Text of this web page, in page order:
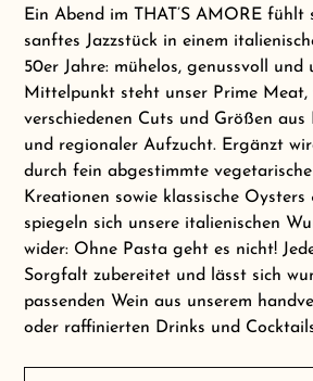
Ein Abend im THAT’S AMORE fühlt
sanftes Jazzstück in einem
50er Jahre: mühelos, genussvoll und
Mittelpunkt steht unser Prime Meat,
verschiedenen Cuts und Größen aus
und regionaler Aufzucht. Ergänzt
durch fein abgestimmte
Kreationen sowie klassische Oysters
spiegeln sich unsere italienischen
wider: Ohne Pasta geht es nicht!
Sorgfalt zubereitet und lässt sich
passenden Wein aus unserem
oder raffinierten Drinks und